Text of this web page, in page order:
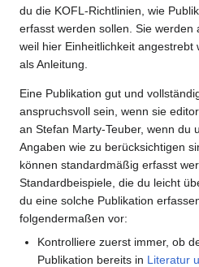
du die KOFL-Richtlinien, wie
erfasst werden sollen. Sie werden
weil hier Einheitlichkeit angestrebt
als Anleitung.
Eine Publikation gut und
anspruchsvoll sein, wenn sie
an Stefan Marty-Teuber, wenn du
Angaben wie zu berücksichtigen
können standardmäßig erfasst
Standardbeispiele, die du leicht
du eine solche Publikation
folgendermaßen vor:
Kontrolliere zuerst immer, ob
Publikation bereits in Literatur